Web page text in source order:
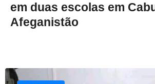
em duas escolas em
Afeganistão